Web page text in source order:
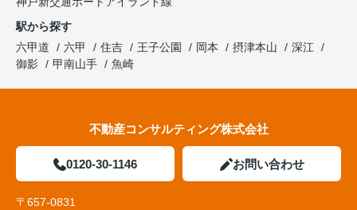
駅から探す
六甲道
六甲 住吉 王子公園 岡本 摂津本山
深江
御影
甲南山手 魚崎
不動産コンサルティング株式会社
0120-30-1146 お問い合わせ
〒657-0831